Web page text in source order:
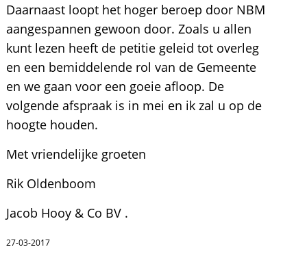
Daarnaast loopt het hoger beroep door NBM
aangespannen gewoon door. Zoals u allen
kunt lezen heeft de petitie geleid tot overleg
en een bemiddelende rol van de Gemeente
en we gaan voor een goeie afloop. De
volgende afspraak is in mei en ik zal u op de
hoogte houden.
Met vriendelijke groeten
Rik Oldenboom
Jacob Hooy & Co BV .
27-03-2017